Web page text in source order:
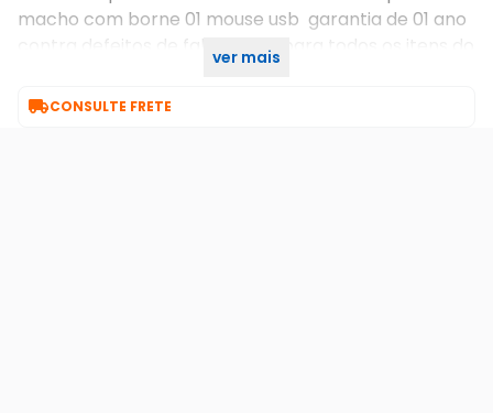
macho com borne 01 mouse usb garantia de 01 ano
contra defeitos de fabricação para todos os itens do
ver mais
CONSULTE FRETE